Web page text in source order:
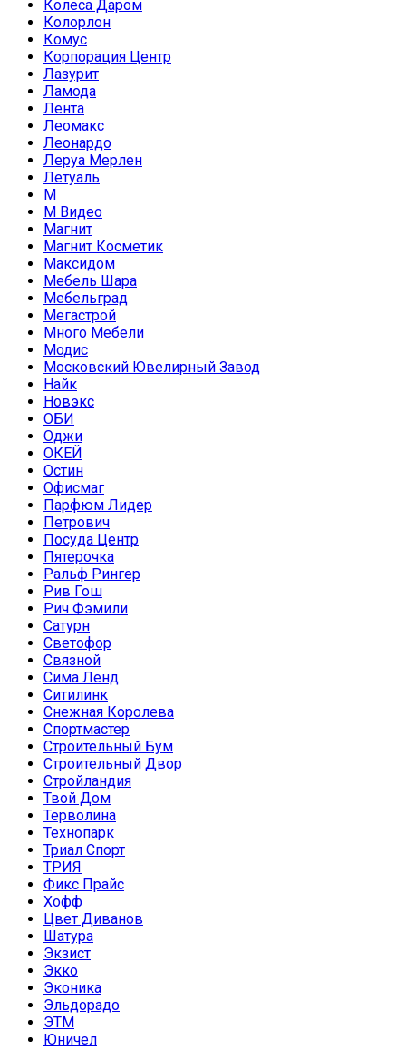
Колеса Даром
Колорлон
Комус
Корпорация Центр
Лазурит
Ламода
Лента
Леомакс
Леонардо
Леруа Мерлен
Летуаль
М
М Видео
Магнит
Магнит Косметик
Максидом
Мебель Шара
Мебельград
Мегастрой
Много Мебели
Модис
Московский Ювелирный Завод
Найк
Новэкс
ОБИ
Оджи
ОКЕЙ
Остин
Офисмаг
Парфюм Лидер
Петрович
Посуда Центр
Пятерочка
Ральф Рингер
Рив Гош
Рич Фэмили
Сатурн
Светофор
Связной
Сима Ленд
Ситилинк
Снежная Королева
Спортмастер
Строительный Бум
Строительный Двор
Стройландия
Твой Дом
Терволина
Технопарк
Триал Спорт
ТРИЯ
Фикс Прайс
Хофф
Цвет Диванов
Шатура
Экзист
Экко
Эконика
Эльдорадо
ЭТМ
Юничел